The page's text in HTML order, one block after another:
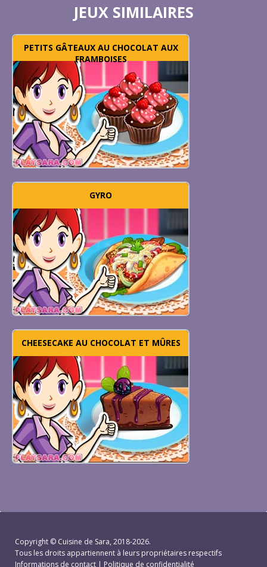
JEUX SIMILAIRES
PETITS GÂTEAUX AU CHOCOLAT AUX
FRAMBOISES
GYRO
CHEESECAKE AU CHOCOLAT ET MÛRES
Copyright © Cuisine de Sara, 2018-2026.
Tous les droits appartiennent à leurs propriétaires respectifs
Informations de contact | Politique de confidentialité